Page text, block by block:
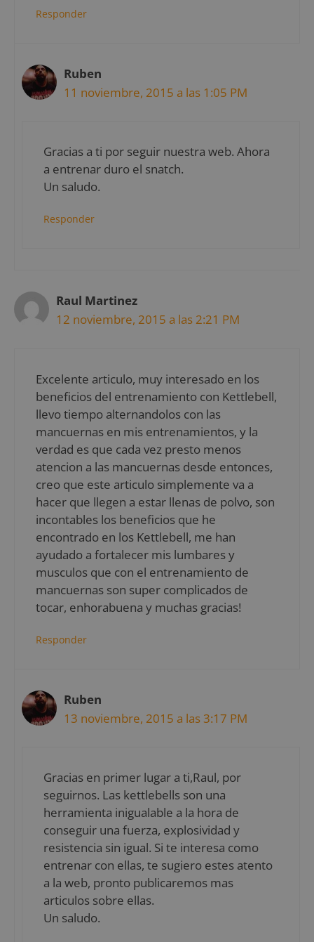
Responder
Ruben
11 noviembre, 2015 a las 1:05 PM
Gracias a ti por seguir nuestra web. Ahora
a entrenar duro el snatch.
Un saludo.
Responder
Raul Martinez
12 noviembre, 2015 a las 2:21 PM
Excelente articulo, muy interesado en los
beneficios del entrenamiento con Kettlebell,
llevo tiempo alternandolos con las
mancuernas en mis entrenamientos, y la
verdad es que cada vez presto menos
atencion a las mancuernas desde entonces,
creo que este articulo simplemente va a
hacer que llegen a estar llenas de polvo, son
incontables los beneficios que he
encontrado en los Kettlebell, me han
ayudado a fortalecer mis lumbares y
musculos que con el entrenamiento de
mancuernas son super complicados de
tocar, enhorabuena y muchas gracias!
Responder
Ruben
13 noviembre, 2015 a las 3:17 PM
Gracias en primer lugar a ti,Raul, por
seguirnos. Las kettlebells son una
herramienta inigualable a la hora de
conseguir una fuerza, explosividad y
resistencia sin igual. Si te interesa como
entrenar con ellas, te sugiero estes atento
a la web, pronto publicaremos mas
articulos sobre ellas.
Un saludo.